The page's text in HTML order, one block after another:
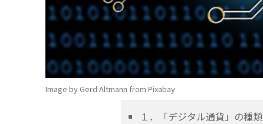
Image by Gerd Altmann from Pixabay
１．「デジタル通貨」の種類